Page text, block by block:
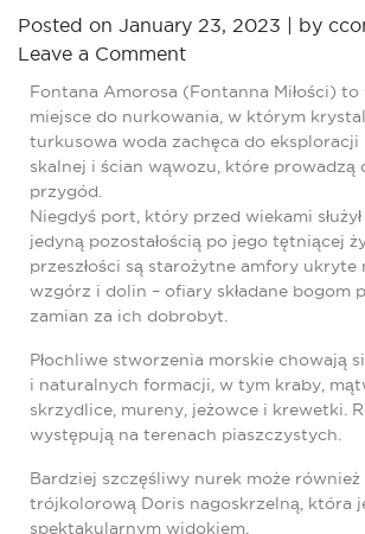
Posted on January 23, 2023 | by
Leave a Comment
Fontana Amorosa (Fontanna Miłości) to
miejsce do nurkowania, w którym
turkusowa woda zachęca do
skalnej i ścian wąwozu, które prowadzą
przygód.
Niegdyś port, który przed wiekami służył
jedyną pozostałością po jego tętniącej
przeszłości są starożytne amfory ukryte
wzgórz i dolin – ofiary składane bogom
zamian za ich dobrobyt.
Płochliwe stworzenia morskie chowają
i naturalnych formacji, w tym kraby,
skrzydlice, mureny, jeżowce i krewetki.
występują na terenach piaszczystych.
Bardziej szczęśliwy nurek może
trójkolorową Doris nagoskrzelną, która
spektakularnym widokiem.